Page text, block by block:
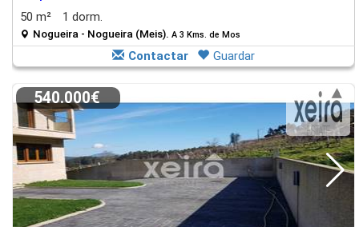
50 m²
1 dorm.
Nogueira - Nogueira (Meis). A 3 Kms. de Mos
Contactar Guardar
540.000€